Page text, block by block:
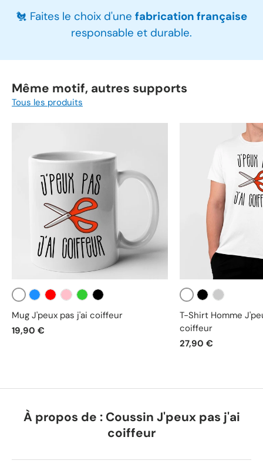
🐔 Faites le choix d'une fabrication française
responsable et durable.
Même motif, autres supports
Tous les produits
Blanc
Mug J'peux pas j'ai coiffeur
19,90 €
Blanc
T-Shirt Homme
coiffeur
27,90 €
À propos de : Coussin J'peux pas j'ai
coiffeur